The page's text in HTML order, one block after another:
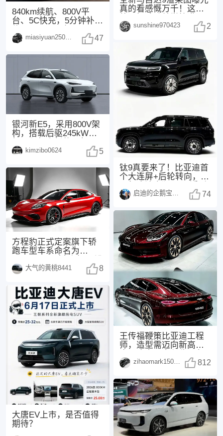
840km续航、800V平
台、5C快充，5分钟补能
miasiyuan250914 47
银河新E5，采用800V架
构，搭载后驱245kW电
同，配备了
kimzibo0624 5
方程豹正式定案旗下轿
跑车型车系命名为
有采用此前网传的“
大气的黄桃8441 8
大唐EV上市，是否值得
期待？
真的看感慨万千！这次
3.3T直六+后驱
sunshine970423 2
钛9真要来了！比亚迪首
个大连屏+后轮转向，25
汽车圈的消息 启迪的企鹅宝宝1494 74
王传福鞭策比亚迪工程
师，造型需迈向新高
众望！传福先生曾表
zihaomark150415 812